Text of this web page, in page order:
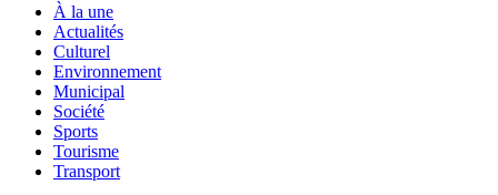
À la une
Actualités
Culturel
Environnement
Municipal
Société
Sports
Tourisme
Transport